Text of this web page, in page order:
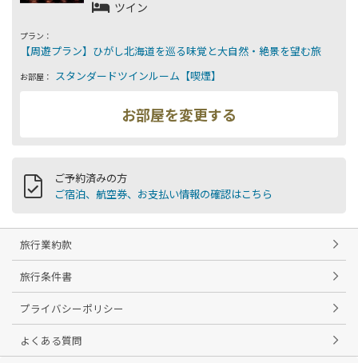
ツイン
プラン：
お部屋：
ご予約済みの方
ご宿泊、航空券、お支払い情報の確認はこちら
旅行業約款
旅行条件書
プライバシーポリシー
よくある質問